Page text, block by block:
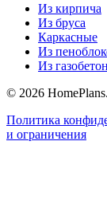
Из кирпича
Из бруса
Каркасные
Из
Из
© 2026 HomePlans
Политика
и ограничения